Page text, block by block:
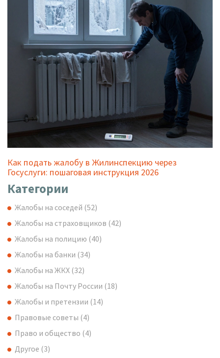
Как подать жалобу в Жилинспекцию через
Госуслуги: пошаговая инструкция 2026
Категории
Жалобы на соседей (52)
Жалобы на страховщиков (42)
Жалобы на полицию (40)
Жалобы на банки (34)
Жалобы на ЖКХ (32)
Жалобы на Почту России (18)
Жалобы и претензии (14)
Правовые советы (4)
Право и общество (4)
Другое (3)